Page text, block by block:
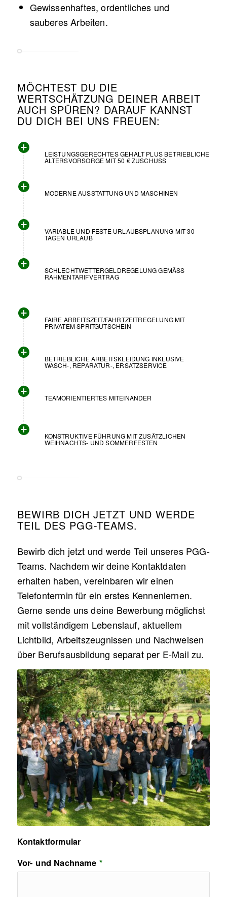
Gewissenhaftes, ordentliches und
sauberes Arbeiten.
MÖCHTEST DU DIE
WERTSCHÄTZUNG DEINER ARBEIT
AUCH SPÜREN? DARAUF KANNST
DU DICH BEI UNS FREUEN:
LEISTUNGSGERECHTES GEHALT PLUS BETRIEBLICHE
ALTERSVORSORGE MIT 50 € ZUSCHUSS
MODERNE AUSSTATTUNG UND MASCHINEN
VARIABLE UND FESTE URLAUBSPLANUNG MIT 30
TAGEN URLAUB
SCHLECHTWETTERGELDREGELUNG GEMÄSS R
AHMENTARIFVERTRAG
FAIRE ARBEITSZEIT/FAHRTZEITREGELUNG MIT
PRIVATEM SPRITGUTSCHEIN
BETRIEBLICHE ARBEITSKLEIDUNG INKLUSIVE
WASCH-, REPARATUR-, ERSATZSERVICE
TEAMORIENTIERTES MITEINANDER
KONSTRUKTIVE FÜHRUNG MIT ZUSÄTZLICHEN
WEIHNACHTS- UND SOMMERFESTEN
BEWIRB DICH JETZT UND WERDE
TEIL DES PGG-TEAMS.
Bewirb dich jetzt und werde Teil unseres PGG-
Teams. Nachdem wir deine Kontaktdaten
erhalten haben, vereinbaren wir einen
Telefontermin für ein erstes Kennenlernen.
Gerne sende uns deine Bewerbung möglichst
mit vollständigem Lebenslauf, aktuellem
Lichtbild, Arbeitszeugnissen und Nachweisen
über Berufsausbildung separat per E-Mail zu.
Kontaktformular
Vor- und Nachname *